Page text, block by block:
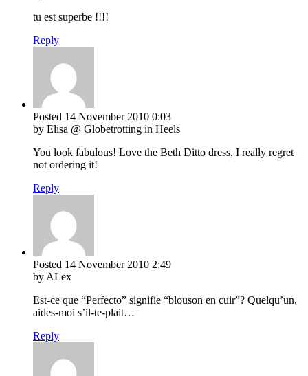
tu est superbe !!!!
Reply
Posted 14 November 2010 0:03
by Elisa @ Globetrotting in Heels
You look fabulous! Love the Beth Ditto dress, I really regret
not ordering it!
Reply
Posted 14 November 2010 2:49
by ALex
Est-ce que “Perfecto” signifie “blouson en cuir”? Quelqu’un,
aides-moi s’il-te-plait…
Reply